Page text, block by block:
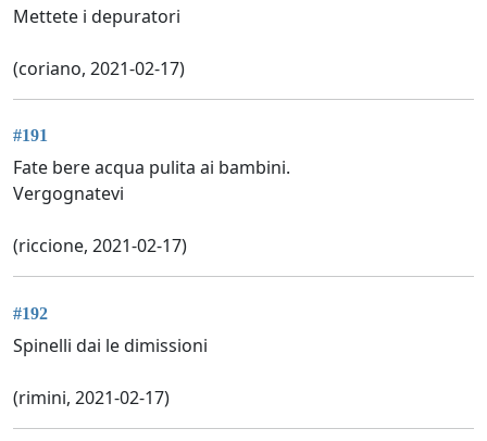
Mettete i depuratori
(coriano, 2021-02-17)
#191
Fate bere acqua pulita ai bambini.
Vergognatevi
(riccione, 2021-02-17)
#192
Spinelli dai le dimissioni
(rimini, 2021-02-17)